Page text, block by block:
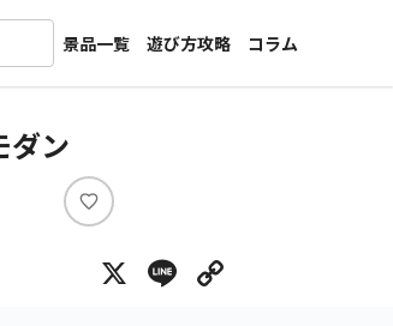
景品一覧
新着景品
メーカー一覧
遊び方攻略
コラム
インタビュー
ダン
い
ね
X Line